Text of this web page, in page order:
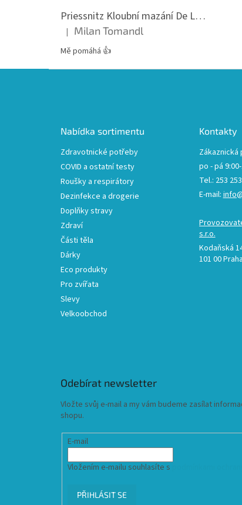
Priessnitz Kloubní mazání De Luxe, 200ml
Hodnocení produktu je 5 z 5 hvězdiček.
| Milan Tomandl
Mě pomáhá 👍
Nabídka sortimentu
Zdravotnické potřeby
COVID a ostatní testy
Roušky a respirátory
Dezinfekce a drogerie
Doplňky stravy
Zdraví
Části těla
Dárky
Eco produkty
Pro zvířata
Slevy
Velkoobchod
Kontakty
Zákaznická
po - pá
Tel.: 253
E-mail:
s.r.o.
Kodaňská
101 00
Odebírat newsletter
Vložte svůj e-mail a my vám budeme zasílat
shopu.
E-mail
Vložením e-mailu souhlasíte s
PŘIHLÁSIT SE